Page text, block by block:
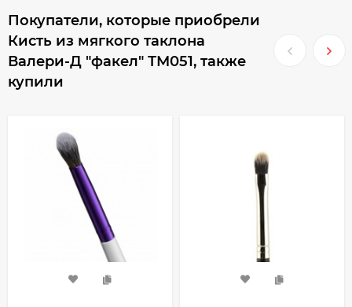
Покупатели, которые приобрели
Кисть из мягкого таклона
Валери-Д "факел" ТМ051, также
купили